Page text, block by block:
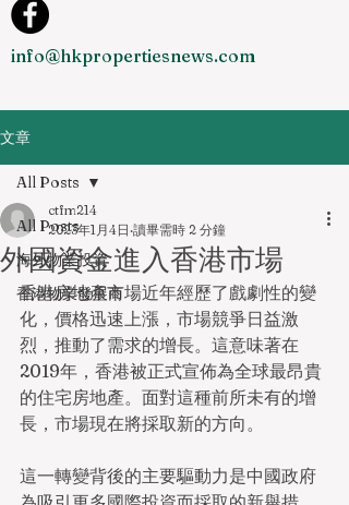
info@hkpropertiesnews.com
文章
All Posts
海外物業投資
香港物業發展商
All Posts
外國資金進入香港市場
ctfm214
2023年1月4日 讀畢需時 2 分鐘
香港房地產市場近年經歷了戲劇性的變
化，價格迅速上漲，市場競爭日益激
烈，推動了需求的增長。這意味著在
2019年，香港被正式宣佈為全球最昂貴
的住宅房地產。面對這種前所未有的增
長，市場現在將採取新的方向。
這一轉變背後的主要驅動力是中國政府